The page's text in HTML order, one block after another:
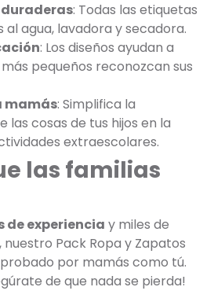
duraderas: Todas las etiquetas
al agua, lavadora y secadora.
: Los diseños ayudan a
pequeños reconozcan sus
mamás: Simplifica la
las cosas de tus hijos en la
extraescolares.
las familias
de experiencia y miles de
Pack Ropa y Zapatos
por mamás como tú.
de que nada se pierda!